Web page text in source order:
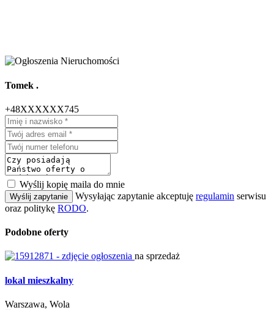
Tomek .
+48XXXXXX745
Wyślij kopię maila do mnie
Wyślij zapytanie Wysyłając zapytanie akceptuję regulamin serwisu
oraz politykę RODO.
Podobne oferty
na sprzedaż
lokal mieszkalny
Warszawa, Wola